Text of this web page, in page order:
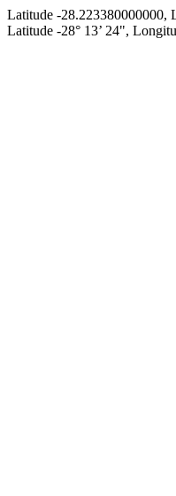
Latitude -28.223380000000,
Latitude -28° 13’ 24",